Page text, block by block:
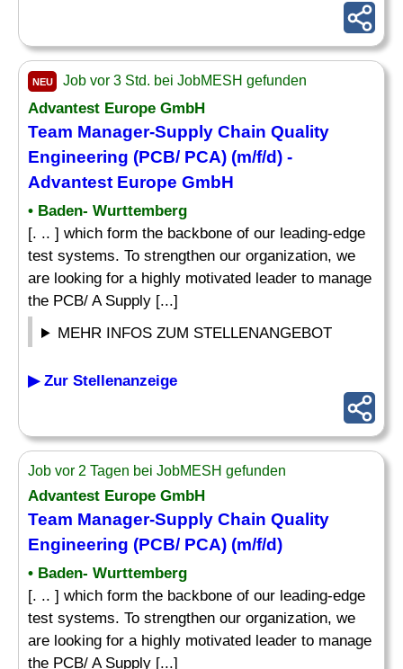
NEU Job vor 3 Std. bei JobMESH gefunden
Advantest Europe GmbH
Team Manager-Supply Chain Quality
Engineering (PCB/ PCA) (m/f/d) -
Advantest Europe GmbH
• Baden- Wurttemberg
[. .. ] which form the backbone of our leading-edge
test systems. To strengthen our organization, we
are looking for a highly motivated leader to manage
the PCB/ A Supply [...]
MEHR INFOS ZUM STELLENANGEBOT
▶ Zur Stellenanzeige
Job vor 2 Tagen bei JobMESH gefunden
Advantest Europe GmbH
Team Manager-Supply Chain Quality
Engineering (PCB/ PCA) (m/f/d)
• Baden- Wurttemberg
[. .. ] which form the backbone of our leading-edge
test systems. To strengthen our organization, we
are looking for a highly motivated leader to manage
the PCB/ A Supply [...]